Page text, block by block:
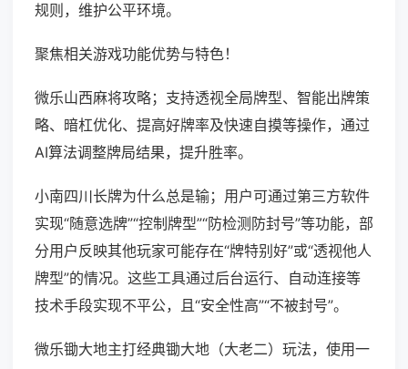
规则，维护公平环境。
聚焦相关游戏功能优势与特色！
微乐山西麻将攻略；支持透视全局牌型、智能出牌策
略、暗杠优化、提高好牌率及快速自摸等操作，通过
AI算法调整牌局结果，提升胜率。
小南四川长牌为什么总是输；用户可通过第三方软件
实现“随意选牌”“控制牌型”“防检测防封号”等功能，部
分用户反映其他玩家可能存在“牌特别好”或“透视他人
牌型”的情况。这些工具通过后台运行、自动连接等
技术手段实现不平公，且“安全性高”“不被封号”。
微乐锄大地主打经典锄大地（大老二）玩法，使用一